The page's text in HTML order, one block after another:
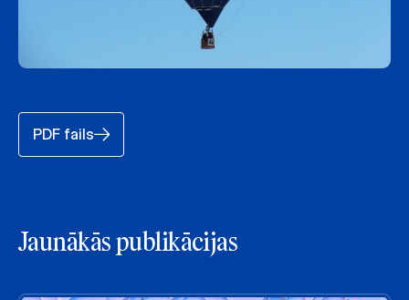
PDF fails
Jaunākās publikācijas